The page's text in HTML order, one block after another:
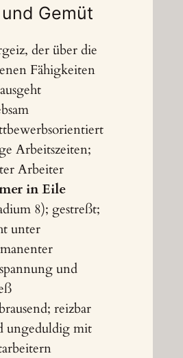
Gemüt
der über die
Fähigkeiten
Arbeitszeiten;
Arbeiter
in Eile
8); gestreßt;
unter
und
reizbar
ungeduldig mit